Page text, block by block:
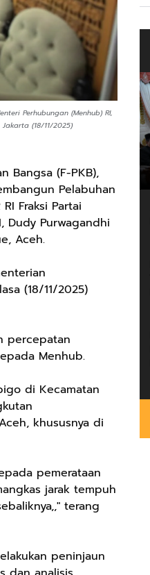
Perhubungan (Menhub) RI,
(18/11/2025)
Bangsa (F-PKB),
Pelabuhan
Fraksi Partai
Dudy Purwagandhi
Aceh.
(18/11/2025)
percepatan
Menhub.
di Kecamatan
khususnya di
pemerataan
jarak tempuh
terang
peninjaun